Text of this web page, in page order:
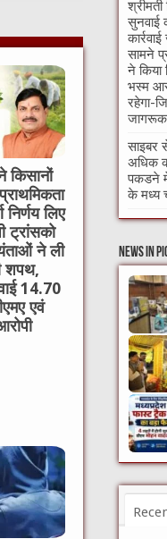
किसानों
लिए
ट्रांसको
ने ली
शपथ,
14.70
एवं
सुनवाई
सामने
ने किया
भस्म
रहेगा-
साइबर
अधिक
पकडने
के मध्य
News in